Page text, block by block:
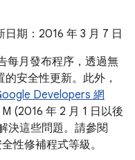
期：2016 年 3 月 7 日
每月發布程序，透過無
安全性更新。此外，
Developers 網
(2016 年 2 月 1 日以後
決這些問題。請參閱
性修補程式等級。